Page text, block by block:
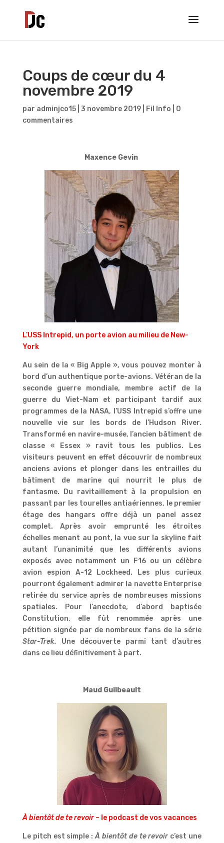
Coups de cœur du 4
novembre 2019
par adminjco15| 3 novembre 2019| Fil Info
0
commentaires
Maxence Gevin
L’USS Intrepid, un porte avion au milieu de New-
York
Au sein de la « Big Apple », vous pouvez monter à
bord d’un authentique porte-avions. Vétéran de la
seconde guerre mondiale, membre actif de la
guerre du Viet-Nam et participant tardif aux
programmes de la NASA, l’USS Intrepid s’offre une
nouvelle vie sur les bords de l’Hudson River.
Transformé en navire-musée, l’ancien bâtiment de
classe « Essex » ravit tous les publics. Les
visiteurs peuvent en effet découvrir de nombreux
anciens avions et plonger dans les entrailles du
bâtiment de marine qui nourrit le plus de
fantasme. Du ravitaillement à la propulsion en
passant par les tourelles antiaériennes, le premier
étage des hangars offre déjà un panel assez
complet. Après avoir emprunté les étroites
échelles menant au pont, la vue sur la skyline fait
autant l’unanimité que les différents avions
exposés avec notamment un F16 ou un célèbre
avion espion A-12 Lockheed. Les plus curieux
pourront également admirer la navette Enterprise
retirée du service après de nombreuses missions
spatiales. Pour l’anecdote, d’abord baptisée
Constitution, elle fût renommée après une
pétition signée par de nombreux fans de la série
Star-Trek. Une découverte parmi tant d’autres
dans ce lieu définitivement à part.
Maud Guilbeault
À bientôt de te revoir– le podcast de vos vacances
Le pitch est simple :À bientôt de te revoirc’est une